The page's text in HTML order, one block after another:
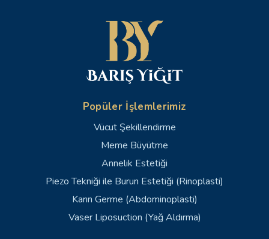
Popüler İşlemlerimiz
Vücut Şekillendirme
Meme Büyütme
Annelik Estetiği
Piezo Tekniği ile Burun Estetiği (Rinoplasti)
Karın Germe (Abdominoplasti)
Vaser Liposuction (Yağ Aldırma)